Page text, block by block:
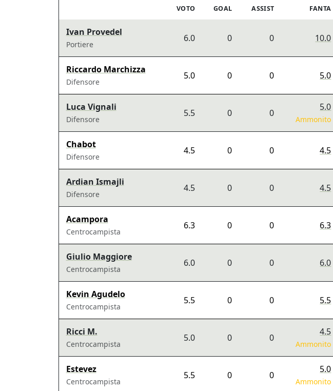
VOTO GOAL ASSIST FANTA
Ivan Provedel
Portiere
6.0 0 0 10.0
Riccardo Marchizza
Difensore
5.0 0 0 5.0
Luca Vignali
Difensore
5.5 0 0
5.0
Ammonito
Chabot
Difensore
4.5 0 0 4.5
Ardian Ismajli
Difensore
4.5 0 0 4.5
Acampora
Centrocampista
6.3 0 0 6.3
Giulio Maggiore
Centrocampista
6.0 0 0 6.0
Kevin Agudelo
Centrocampista
5.5 0 0 5.5
Ricci M.
Centrocampista
5.0 0 0
4.5
Ammonito
Estevez
Centrocampista
5.5 0 0
5.0
Ammonito